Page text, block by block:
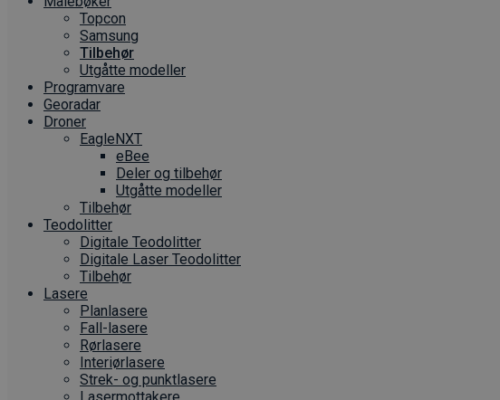
Topcon
Samsung
Tilbehør
Utgåtte modeller
Programvare
Georadar
Droner
EagleNXT
eBee
Deler og tilbehør
Utgåtte modeller
Tilbehør
Teodolitter
Digitale Teodolitter
Digitale Laser Teodolitter
Tilbehør
Lasere
Planlasere
Fall-lasere
Rørlasere
Interiør­lasere
Strek- og punktlasere